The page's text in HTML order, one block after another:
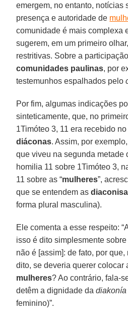
emergem, no entanto, notícias
presença e autoridade de
comunidade é mais complexa
sugerem, em um primeiro
restritivas. Sobre a
comunidades paulinas, por
testemunhos espalhados pelo
Por fim, algumas indicações
sinteticamente, que, no
1Timóteo 3, 11 era recebido
diáconas. Assim, por
que viveu na segunda metade
homilia 11 sobre 1Timóteo 3,
11 sobre as “mulheres”,
que se entendem as
forma plural masculina).
Ele comenta a esse respeito:
isso é dito simplesmente sobre
não é [assim]: de fato, por
dito, se deveria querer colocar
mulheres? Ao contrário, fala-
detêm a dignidade dadiakonía
feminino)”.